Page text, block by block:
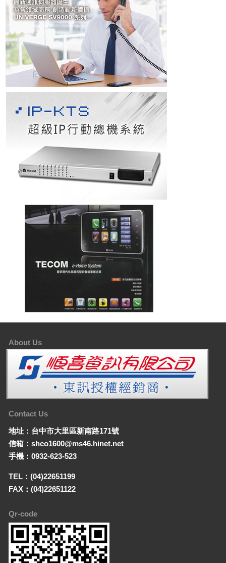
About Us
Contact Us
地址：台中市大里區新南路171號
信箱：shco1600@ms46.hinet.net
手機：0932-623-523
TEL：(04)22651199
FAX：(04)22651122
Qr-code